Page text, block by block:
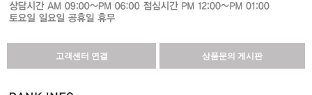
고객센터 연결 상품문의 게시판